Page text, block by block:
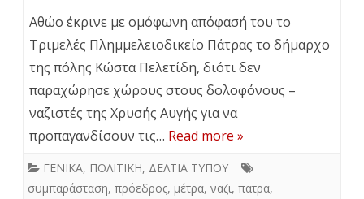
Αθώο έκρινε με ομόφωνη απόφασή του το
Τριμελές Πλημμελειοδικείο Πάτρας το δήμαρχο
της πόλης Κώστα Πελετίδη, διότι δεν
παραχώρησε χώρους στους δολοφόνους –
ναζιστές της Χρυσής Αυγής για να
προπαγανδίσουν τις… Read more »
ΓΕΝΙΚΑ, ΠΟΛΙΤΙΚΗ, ΔΕΛΤΙΑ ΤΥΠΟΥ
συμπαράσταση, πρόεδρος, μέτρα, ναζι, πατρα,